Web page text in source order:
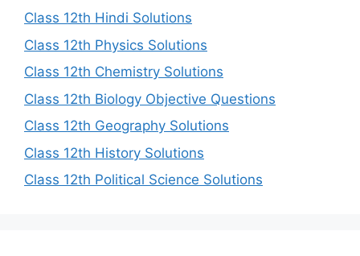
Class 12th Hindi Solutions
Class 12th Physics Solutions
Class 12th Chemistry Solutions
Class 12th Biology Objective Questions
Class 12th Geography Solutions
Class 12th History Solutions
Class 12th Political Science Solutions